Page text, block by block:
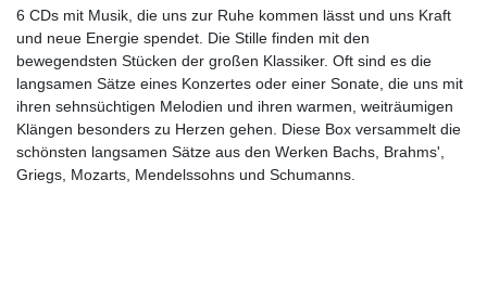
6 CDs mit Musik, die uns zur Ruhe kommen lässt und uns Kraft
und neue Energie spendet. Die Stille finden mit den
bewegendsten Stücken der großen Klassiker. Oft sind es die
langsamen Sätze eines Konzertes oder einer Sonate, die uns mit
ihren sehnsüchtigen Melodien und ihren warmen, weiträumigen
Klängen besonders zu Herzen gehen. Diese Box versammelt die
schönsten langsamen Sätze aus den Werken Bachs, Brahms',
Griegs, Mozarts, Mendelssohns und Schumanns.